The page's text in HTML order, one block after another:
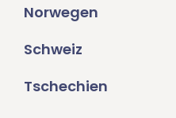
Norwegen
Schweiz
Tschechien